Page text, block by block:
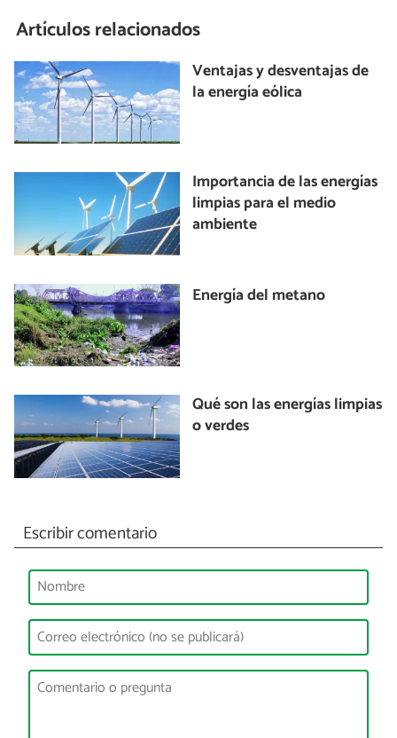
Artículos relacionados
Ventajas y desventajas de
la energía eólica
Importancia de las energías
limpias para el medio
ambiente
Energía del metano
Qué son las energías limpias
o verdes
Escribir comentario